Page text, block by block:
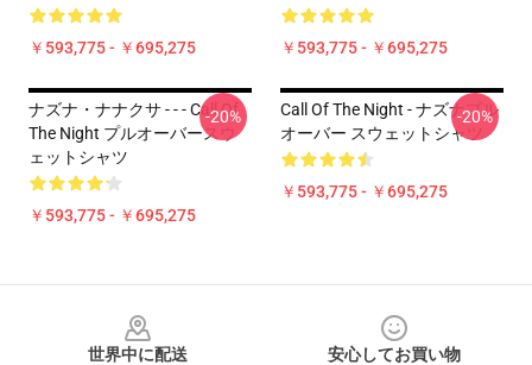
￥593,775 - ￥695,275 ￥593,775 - ￥695,275
ナズナ・ナナクサ - - - Call Of
The Night プルオーバースウ
ェットシャツ
￥593,775 - ￥695,275
-20%
Call Of The Night - ナズナプル
オーバー スウェットシャツ
￥593,775 - ￥695,275
-20%
世界中に配送
安心してお買い物